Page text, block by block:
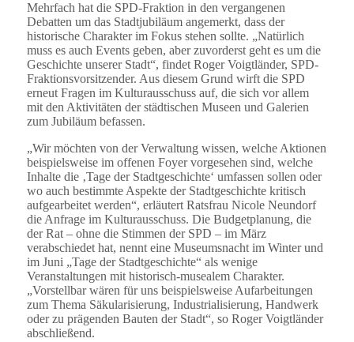
Mehrfach hat die SPD-Fraktion in den vergangenen
Debatten um das Stadtjubiläum angemerkt, dass der
historische Charakter im Fokus stehen sollte. „Natürlich
muss es auch Events geben, aber zuvorderst geht es um die
Geschichte unserer Stadt“, findet Roger Voigtländer, SPD-
Fraktionsvorsitzender. Aus diesem Grund wirft die SPD
erneut Fragen im Kulturausschuss auf, die sich vor allem
mit den Aktivitäten der städtischen Museen und Galerien
zum Jubiläum befassen.
„Wir möchten von der Verwaltung wissen, welche Aktionen
beispielsweise im offenen Foyer vorgesehen sind, welche
Inhalte die ‚Tage der Stadtgeschichte‘ umfassen sollen oder
wo auch bestimmte Aspekte der Stadtgeschichte kritisch
aufgearbeitet werden“, erläutert Ratsfrau Nicole Neundorf
die Anfrage im Kulturausschuss. Die Budgetplanung, die
der Rat – ohne die Stimmen der SPD – im März
verabschiedet hat, nennt eine Museumsnacht im Winter und
im Juni „Tage der Stadtgeschichte“ als wenige
Veranstaltungen mit historisch-musealem Charakter.
„Vorstellbar wären für uns beispielsweise Aufarbeitungen
zum Thema Säkularisierung, Industrialisierung, Handwerk
oder zu prägenden Bauten der Stadt“, so Roger Voigtländer
abschließend.